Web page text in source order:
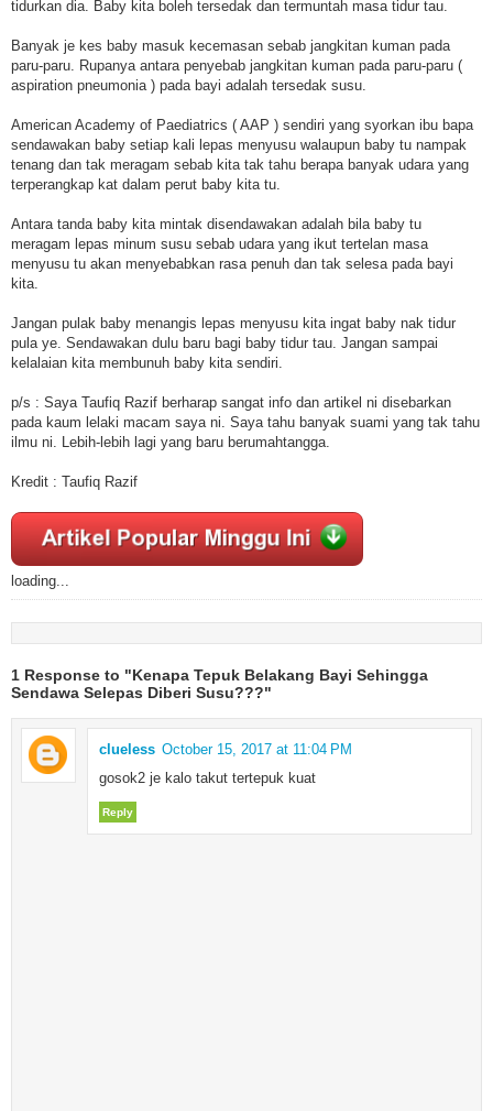
tidurkan dia. Baby kita boleh tersedak dan termuntah masa tidur tau.
Banyak je kes baby masuk kecemasan sebab jangkitan kuman pada
paru-paru. Rupanya antara penyebab jangkitan kuman pada paru-paru (
aspiration pneumonia ) pada bayi adalah tersedak susu.
American Academy of Paediatrics ( AAP ) sendiri yang syorkan ibu bapa
sendawakan baby setiap kali lepas menyusu walaupun baby tu nampak
tenang dan tak meragam sebab kita tak tahu berapa banyak udara yang
terperangkap kat dalam perut baby kita tu.
Antara tanda baby kita mintak disendawakan adalah bila baby tu
meragam lepas minum susu sebab udara yang ikut tertelan masa
menyusu tu akan menyebabkan rasa penuh dan tak selesa pada bayi
kita.
Jangan pulak baby menangis lepas menyusu kita ingat baby nak tidur
pula ye. Sendawakan dulu baru bagi baby tidur tau. Jangan sampai
kelalaian kita membunuh baby kita sendiri.
p/s : Saya Taufiq Razif berharap sangat info dan artikel ni disebarkan
pada kaum lelaki macam saya ni. Saya tahu banyak suami yang tak tahu
ilmu ni. Lebih-lebih lagi yang baru berumahtangga.
Kredit : Taufiq Razif
loading...
1 Response to "Kenapa Tepuk Belakang Bayi Sehingga
Sendawa Selepas Diberi Susu???"
clueless October 15, 2017 at 11:04 PM
gosok2 je kalo takut tertepuk kuat
Reply